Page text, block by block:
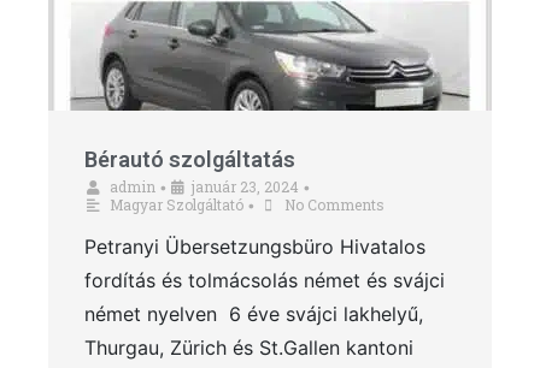
Bérautó szolgáltatás
admin • január 23, 2024 •
Magyar Szolgáltató • No Comments
Petranyi Übersetzungsbüro Hivatalos
fordítás és tolmácsolás német és svájci
német nyelven 6 éve svájci lakhelyű,
Thurgau, Zürich és St.Gallen kantoni